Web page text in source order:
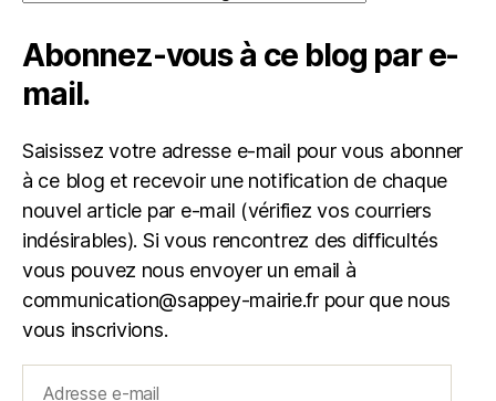
Abonnez-vous à ce blog par e-
mail.
Saisissez votre adresse e-mail pour vous abonner
à ce blog et recevoir une notification de chaque
nouvel article par e-mail (vérifiez vos courriers
indésirables). Si vous rencontrez des difficultés
vous pouvez nous envoyer un email à
communication@sappey-mairie.fr pour que nous
vous inscrivions.